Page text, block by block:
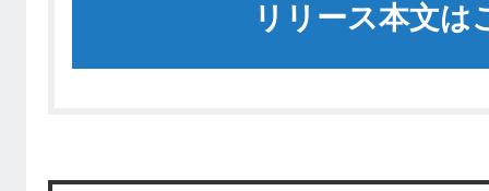
リリース本文は